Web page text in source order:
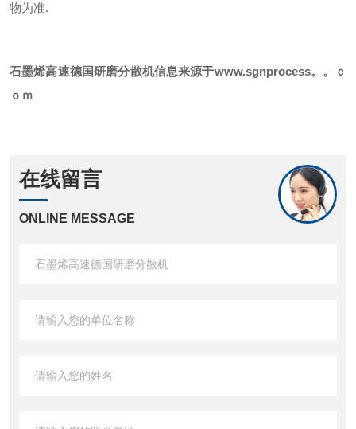
物为准.
石墨烯高速德国研磨分散机信息来源于www.sgnprocess。。ｃ
ｏｍ
在线留言
ONLINE MESSAGE